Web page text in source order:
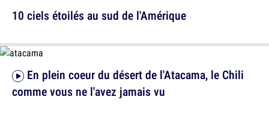
comme vous ne l'avez jamais vu
10 ciels étoilés au sud de l'Amérique